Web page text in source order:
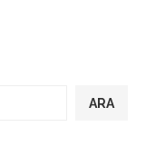
ARA